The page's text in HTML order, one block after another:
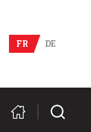
FR
DE
Rechercher